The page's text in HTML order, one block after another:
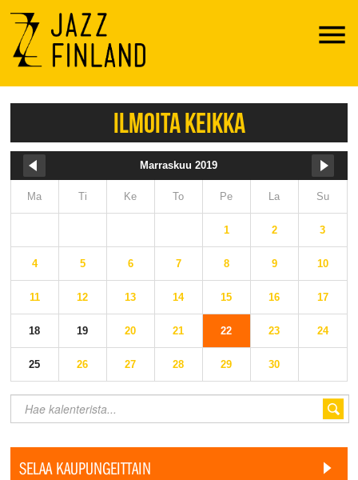
Menu
ILMOITA KEIKKA
Marraskuu 2019
Ma Ti Ke To Pe La Su
1 2 3
4 5 6 7 8 9 10
11 12 13 14 15 16 17
18 19 20 21 22 23 24
25 26 27 28 29 30
SELAA KAUPUNGEITTAIN